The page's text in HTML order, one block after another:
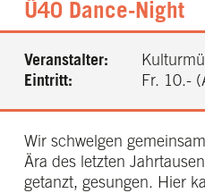
Ü40 Dance-Night
Veranstalter:
Eintritt:
Fr. 10.-
Wir schwelgen
Ära des letzten
getanzt, gesungen. Hier